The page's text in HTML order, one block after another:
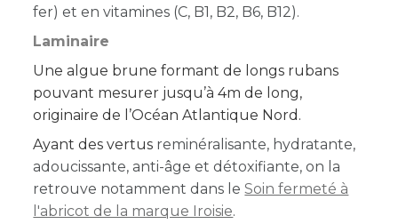
fer) et en vitamines (C, B1, B2, B6, B12).
Laminaire
Une algue brune formant de longs rubans
pouvant mesurer jusqu’à 4m de long,
originaire de l’Océan Atlantique Nord.
Ayant des vertus reminéralisante, hydratante,
adoucissante, anti-âge et détoxifiante, on la
retrouve notamment dans leSoin fermeté à
l'abricot de la marque Iroisie.